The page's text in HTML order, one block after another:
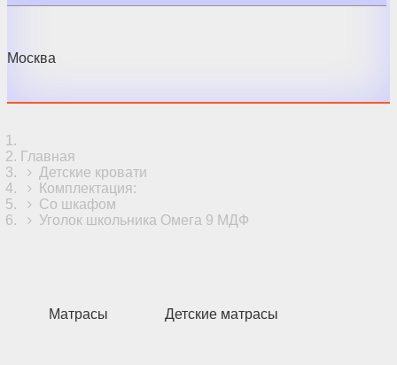
Москва
Главная
Детские кровати
Комплектация:
Со шкафом
Уголок школьника Омега 9 МДФ
Матрасы Детские матрасы